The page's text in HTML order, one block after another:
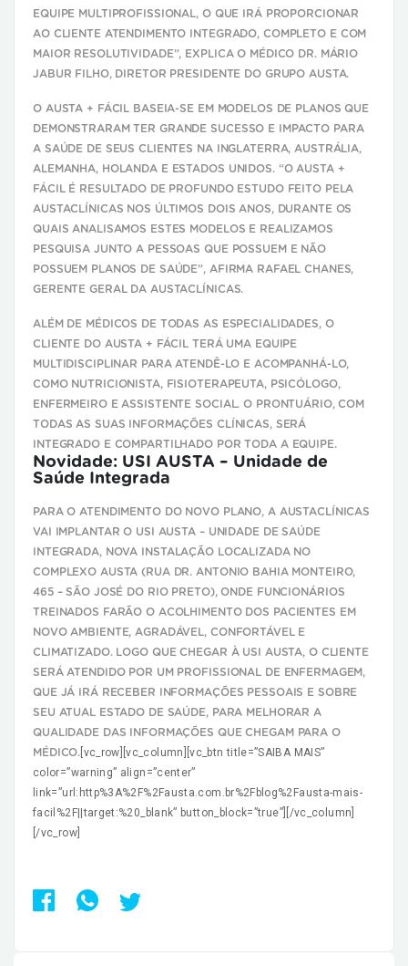
EQUIPE MULTIPROFISSIONAL, O QUE IRÁ PROPORCIONAR
AO CLIENTE ATENDIMENTO INTEGRADO, COMPLETO E COM
MAIOR RESOLUTIVIDADE”, EXPLICA O MÉDICO DR. MÁRIO
JABUR FILHO, DIRETOR PRESIDENTE DO GRUPO AUSTA.
O AUSTA + FÁCIL BASEIA-SE EM MODELOS DE PLANOS QUE
DEMONSTRARAM TER GRANDE SUCESSO E IMPACTO PARA
A SAÚDE DE SEUS CLIENTES NA INGLATERRA, AUSTRÁLIA,
ALEMANHA, HOLANDA E ESTADOS UNIDOS. “O AUSTA +
FÁCIL É RESULTADO DE PROFUNDO ESTUDO FEITO PELA
AUSTACLÍNICAS NOS ÚLTIMOS DOIS ANOS, DURANTE OS
QUAIS ANALISAMOS ESTES MODELOS E REALIZAMOS
PESQUISA JUNTO A PESSOAS QUE POSSUEM E NÃO
POSSUEM PLANOS DE SAÚDE”, AFIRMA RAFAEL CHANES,
GERENTE GERAL DA AUSTACLÍNICAS.
ALÉM DE MÉDICOS DE TODAS AS ESPECIALIDADES, O
CLIENTE DO AUSTA + FÁCIL TERÁ UMA EQUIPE
MULTIDISCIPLINAR PARA ATENDÊ-LO E ACOMPANHÁ-LO,
COMO NUTRICIONISTA, FISIOTERAPEUTA, PSICÓLOGO,
ENFERMEIRO E ASSISTENTE SOCIAL. O PRONTUÁRIO, COM
TODAS AS SUAS INFORMAÇÕES CLÍNICAS, SERÁ
INTEGRADO E COMPARTILHADO POR TODA A EQUIPE.
Novidade: USI AUSTA – Unidade de
Saúde Integrada
PARA O ATENDIMENTO DO NOVO PLANO, A AUSTACLÍNICAS
VAI IMPLANTAR O USI AUSTA – UNIDADE DE SAÚDE
INTEGRADA, NOVA INSTALAÇÃO LOCALIZADA NO
COMPLEXO AUSTA (RUA DR. ANTONIO BAHIA MONTEIRO,
465 –SÃO JOSÉ DO RIO PRETO), ONDE FUNCIONÁRIOS
TREINADOS FARÃO O ACOLHIMENTO DOS PACIENTES EM
NOVO AMBIENTE, AGRADÁVEL, CONFORTÁVEL E
CLIMATIZADO. LOGO QUE CHEGAR À USI AUSTA, O CLIENTE
SERÁ ATENDIDO POR UM PROFISSIONAL DE ENFERMAGEM,
QUE JÁ IRÁ RECEBER INFORMAÇÕES PESSOAIS E SOBRE
SEU ATUAL ESTADO DE SAÚDE, PARA MELHORAR A
QUALIDADE DAS INFORMAÇÕES QUE CHEGAM PARA O
MÉDICO. [vc_row][vc_column][vc_btn title=”SAIBA MAIS”
color=”warning” align=”center”
link=”url:http%3A%2F%2Fausta.com.br%2Fblog%2Fausta-mais-
facil%2F||target:%20_blank” button_block=”true”][/vc_column]
[/vc_row]